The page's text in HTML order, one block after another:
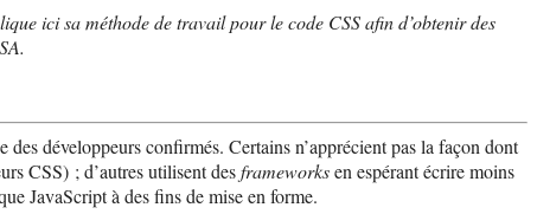
ici sa méthode de travail pour le code CSS afin d’obtenir des
développeurs confirmés. Certains n’apprécient pas la façon dont
CSS) ; d’autres utilisent desframeworksen espérant écrire moins
JavaScript à des fins de mise en forme.